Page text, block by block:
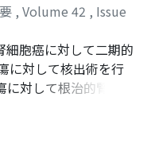
, Volume 42 , Issue
Koichi;
胞癌に対して二期的
に対して核出術を行
対して根治的腎摘除
チニン値は1.2mg/dl,
ず, 術後9ヵ月現在,